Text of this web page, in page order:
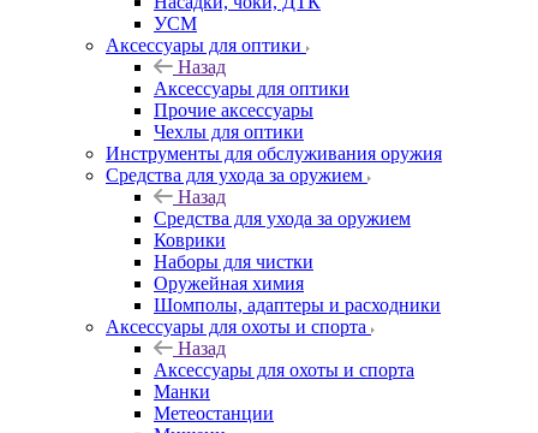
УСМ
Аксессуары для оптики
Назад
Аксессуары для оптики
Прочие аксессуары
Чехлы для оптики
Инструменты для обслуживания оружия
Средства для ухода за оружием
Назад
Средства для ухода за оружием
Коврики
Наборы для чистки
Оружейная химия
Шомполы, адаптеры и расходники
Аксессуары для охоты и спорта
Назад
Аксессуары для охоты и спорта
Манки
Метеостанции